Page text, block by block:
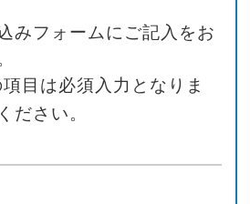
みフォームにご記入をお
目は必須入力となりま
ださい。